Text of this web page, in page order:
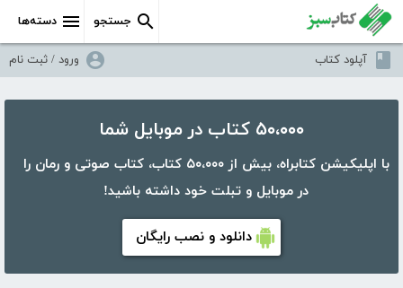
دسته‌ها جستجو
آپلود کتاب ورود / ثبت نام
۵۰،۰۰۰ کتاب در موبایل شما
با اپلیکیشن کتابراه، بیش از ۵۰،۰۰۰ کتاب، کتاب صوتی و رمان را
در موبایل و تبلت خود داشته باشید!
دانلود و نصب رایگان